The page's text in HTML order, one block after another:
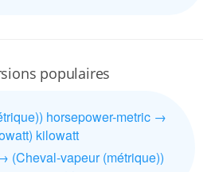
populaires
horsepower-metric →
kilowatt
(Cheval-vapeur (métrique))